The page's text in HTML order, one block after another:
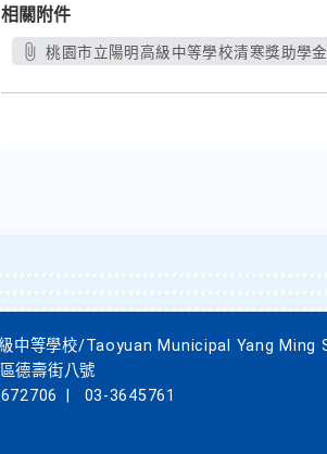
相關附件
桃園市立陽明高級中等學校清寒獎助學
中等學校/Taoyuan Municipal Yang Ming
德壽街八號
03-3645761